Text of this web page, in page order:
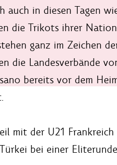
auch in diesen Tagen
die Trikots ihrer
ganz im Zeichen
die Landesverbände
bereits vor dem
mit der U21
bei einer